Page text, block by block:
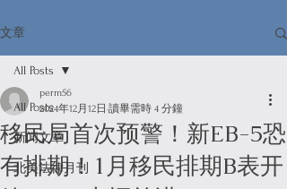
文章
All Posts
新闻文章
北美法律月刊
All Posts
移民局首次预警！新EB-5恐
有排期！1月移民排期B表开
perm56
2024年12月12日 讀畢需時 4 分鐘